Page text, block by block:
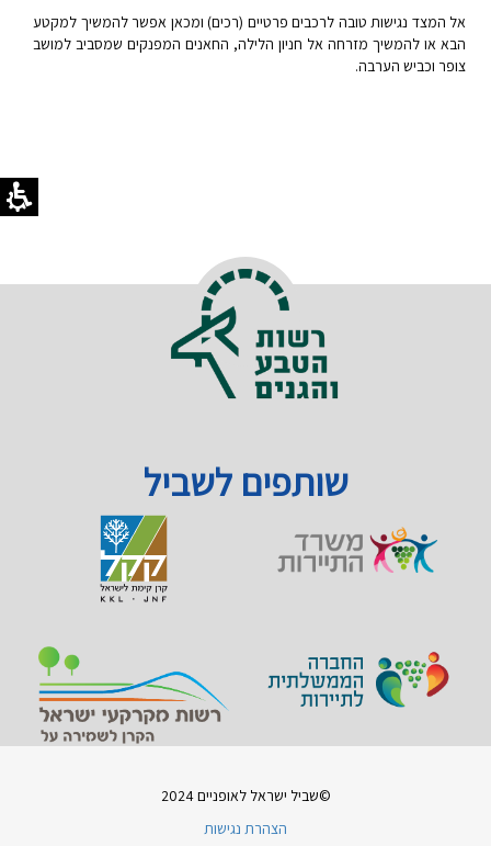
אל המצד נגישות טובה לרכבים פרטיים (רכים) ומכאן אפשר להמשיך למקטע
הבא או להמשיך מזרחה אל חניון הלילה, החאנים המפנקים שמסביב למושב
צופר וכביש הערבה.
שותפים לשביל
©שביל ישראל לאופניים 2024
הצהרת נגישות